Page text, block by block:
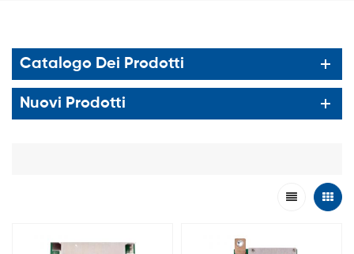
Catalogo Dei Prodotti
Nuovi Prodotti